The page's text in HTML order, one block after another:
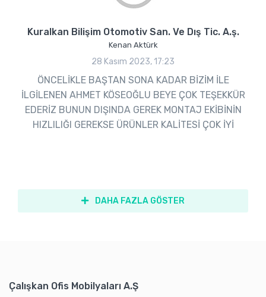
Kuralkan Bilişim Otomotiv San. Ve Dış Tic. A.ş.
Kenan Aktürk
28 Kasım 2023, 17:23
ÖNCELİKLE BAŞTAN SONA KADAR BİZİM İLE
İLGİLENEN AHMET KÖSEOĞLU BEYE ÇOK TEŞEKKÜR
EDERİZ BUNUN DIŞINDA GEREK MONTAJ EKİBİNİN
HIZLILIĞI GEREKSE ÜRÜNLER KALİTESİ ÇOK İYİ
DAHA FAZLA GÖSTER
Çalışkan Ofis Mobilyaları A.Ş